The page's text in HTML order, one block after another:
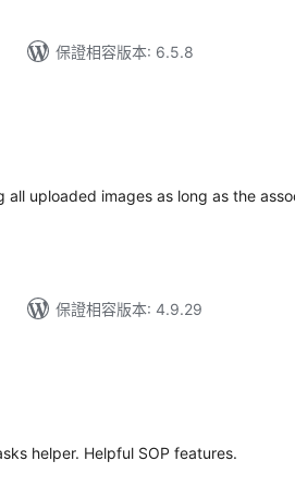
保證相容版本: 6.5.8
uploaded images as long as the
保證相容版本: 4.9.29
helper. Helpful SOP features.